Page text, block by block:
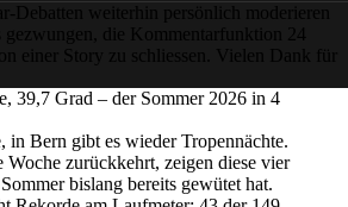
Debatten weiterhin persönlich moderieren
gezwungen, die Kommentarfunktion 24
einer Story zu schliessen. Vielen Dank für
39,7 Grad – der Sommer 2026 in 4
in Bern gibt es wieder Tropennächte.
Woche zurückkehrt, zeigen diese vier
bislang bereits gewütet hat.